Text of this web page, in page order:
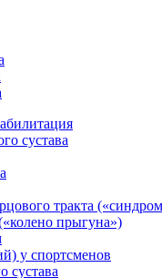
сустава
тракта
прыгуна»)
у спортсменов
сустава